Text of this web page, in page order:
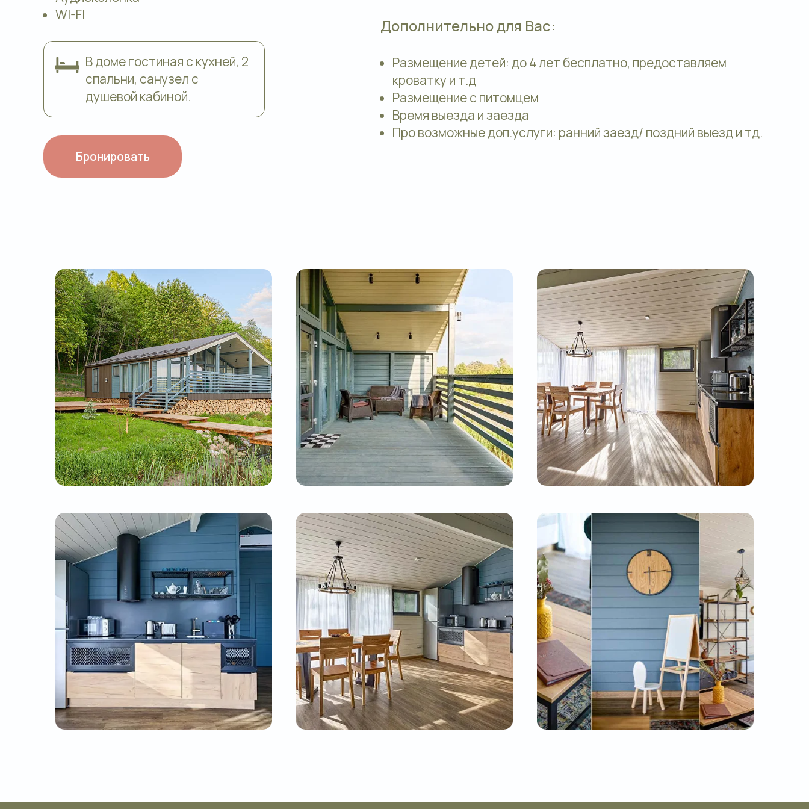
В доме гостиная с кухней, 2
спальни, санузел с
душевой кабиной.
Дополнительно для Вас:
Бронировать
Размещение детей: до 4 лет бесплатно, предоставляем
кроватку и т.д
Размещение с питомцем
Время выезда и заезда
Про возможные доп.услуги: ранний заезд/ поздний выезд и тд.
WI-FI